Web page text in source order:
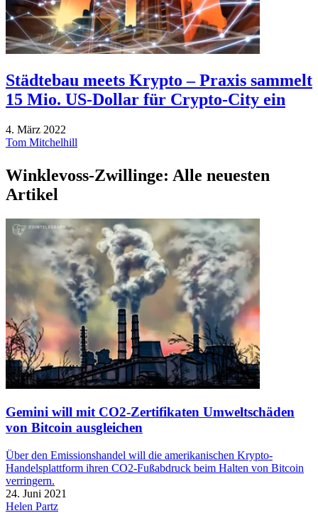
Städtebau meets Krypto – Praxis sammelt
15 Mio. US-Dollar für Crypto-City ein
4. März 2022
Tom Mitchelhill
Winklevoss-Zwillinge: Alle neuesten
Artikel
Gemini will mit CO2-Zertifikaten Umweltschäden
von Bitcoin ausgleichen
Über den Emissionshandel will die amerikanischen Krypto-
Handelsplattform ihren CO2-Fußabdruck beim Halten von Bitcoin
verringern.
24. Juni 2021
Helen Partz